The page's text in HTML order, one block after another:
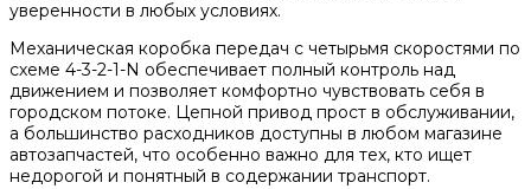
уверенности в любых условиях.
Механическая коробка передач с четырьмя скоростями по
схеме 4-3-2-1-N обеспечивает полный контроль над
движением и позволяет комфортно чувствовать себя в
городском потоке. Цепной привод прост в обслуживании,
а большинство расходников доступны в любом магазине
автозапчастей, что особенно важно для тех, кто ищет
недорогой и понятный в содержании транспорт.